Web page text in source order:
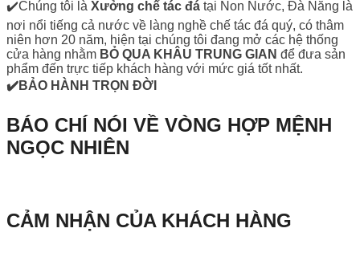
✔️Chúng tôi là Xưởng chế tác đá tại Non Nước, Đà Nẵng là
nơi nổi tiếng cả nước về làng nghề chế tác đá quý, có thâm
niên hơn 20 năm, hiện tại chúng tôi đang mở các hệ thống
cửa hàng nhằm BỎ QUA KHÂU TRUNG GIAN để đưa sản
phẩm đến trực tiếp khách hàng với mức giá tốt nhất.
✔️BẢO HÀNH TRỌN ĐỜI
BÁO CHÍ NÓI VỀ VÒNG HỢP MỆNH
NGỌC NHIÊN
CẢM NHẬN CỦA KHÁCH HÀNG